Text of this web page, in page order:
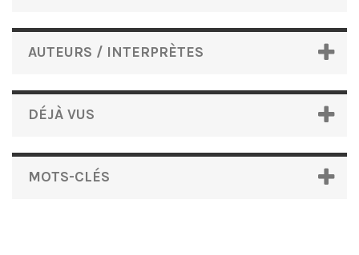
AUTEURS / INTERPRÈTES
DÉJÀ VUS
MOTS-CLÉS